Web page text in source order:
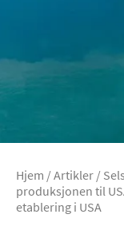
Hjem /Artikler /
produksjonen til
etablering i USA